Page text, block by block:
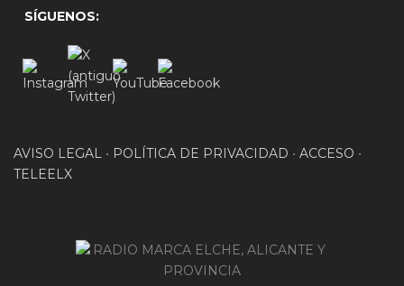
SÍGUENOS:
AVISO LEGAL • POLÍTICA DE PRIVACIDAD • ACCESO •
TELEELX